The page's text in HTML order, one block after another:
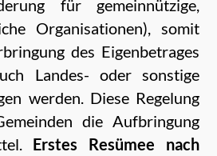
für gemeinnützige,
Organisationen), somit
des Eigenbetrages
Landes- oder sonstige
werden. Diese Regelung
die Aufbringung
Erstes Resümee nach